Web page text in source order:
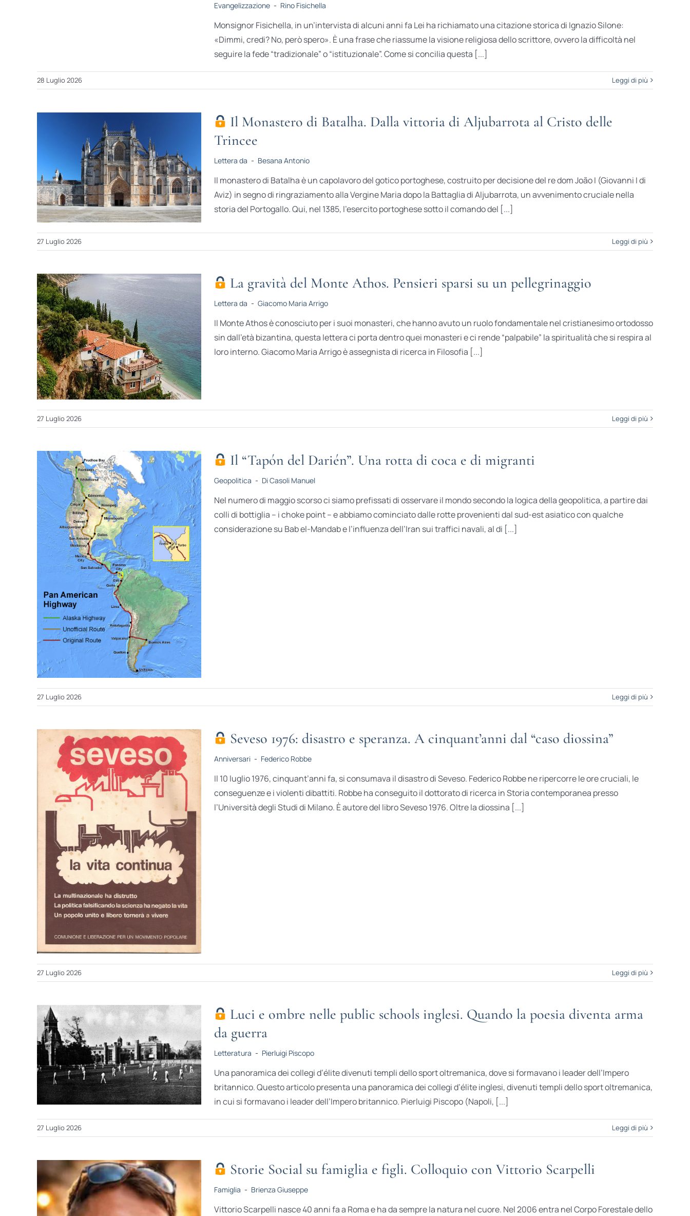
Evangelizzazione - Rino Fisichella
Monsignor Fisichella, in un’intervista di alcuni anni fa Lei ha richiamato una citazione storica di Ignazio Silone:
«Dimmi, credi? No, però spero». È una frase che riassume la visione religiosa dello scrittore, ovvero la difficoltà nel
seguire la fede “tradizionale” o “istituzionale”. Come si concilia questa [...]
28 Luglio 2026 Leggi di più
Il Monastero di Batalha. Dalla vittoria di Aljubarrota al Cristo delle
Trincee
Lettera da - Besana Antonio
Il monastero di Batalha è un capolavoro del gotico portoghese, costruito per decisione del re dom João I (Giovanni I di
Aviz) in segno di ringraziamento alla Vergine Maria dopo la Battaglia di Aljubarrota, un avvenimento cruciale nella
storia del Portogallo. Qui, nel 1385, l’esercito portoghese sotto il comando del [...]
27 Luglio 2026 Leggi di più
La gravità del Monte Athos. Pensieri sparsi su un pellegrinaggio
Lettera da - Giacomo Maria Arrigo
Il Monte Athos è conosciuto per i suoi monasteri, che hanno avuto un ruolo fondamentale nel cristianesimo ortodosso
sin dall’età bizantina, questa lettera ci porta dentro quei monasteri e ci rende “palpabile” la spiritualità che si respira al
loro interno. Giacomo Maria Arrigo è assegnista di ricerca in Filosofia [...]
27 Luglio 2026 Leggi di più
Il “Tapón del Darién”. Una rotta di coca e di migranti
Geopolitica - Di Casoli Manuel
Nel numero di maggio scorso ci siamo prefissati di osservare il mondo secondo la logica della geo­politica, a partire dai
colli di bottiglia – i choke point – e abbiamo cominciato dalle rotte provenienti dal sud-est asiatico con qualche
considerazione su Bab el-Mandab e l’influenza dell’Iran sui traffici navali, al di [...]
27 Luglio 2026 Leggi di più
Seveso 1976: disastro e speranza. A cinquant’anni dal “caso diossina”
Anniversari - Federico Robbe
Il 10 luglio 1976, cinquant’anni fa, si consumava il disastro di Seveso. Federico Robbe ne ripercorre le ore cruciali, le
conseguenze e i violenti dibattiti. Robbe ha conseguito il dottorato di ricerca in Storia contemporanea presso
l’Università degli Studi di Milano. È autore del libro Seveso 1976. Oltre la diossina [...]
27 Luglio 2026 Leggi di più
Luci e ombre nelle public schools inglesi. Quando la poesia diventa arma
da guerra
Letteratura - Pierluigi Piscopo
Una panoramica dei collegi d’élite divenuti templi dello sport oltremanica, dove si formavano i leader dell’Impero
britannico. Questo articolo presenta una panoramica dei collegi d’élite inglesi, divenuti templi dello sport oltremanica,
in cui si formavano i leader dell’Impero britannico. Pierluigi Piscopo (Napoli, [...]
27 Luglio 2026 Leggi di più
Storie Social su famiglia e figli. Colloquio con Vittorio Scarpelli
Famiglia - Brienza Giuseppe
Vittorio Scarpelli nasce 40 anni fa a Roma e ha da sempre la natura nel cuore. Nel 2006 entra nel Corpo Forestale dello